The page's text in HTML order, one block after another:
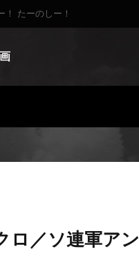
！ たーのしー！
ロ／ソ連軍アン